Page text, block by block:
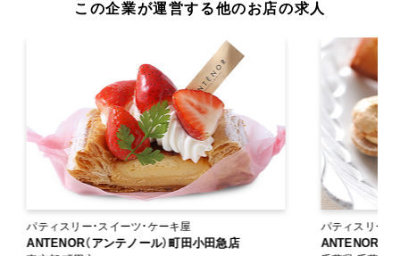
この企業が運営する他のお店の求人
パティスリー・スイーツ・ケーキ屋
ANTENOR（アンテノール）町田小田急店
パティスリー・
ANTENOR（